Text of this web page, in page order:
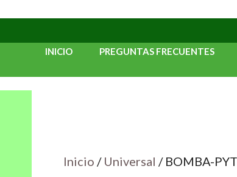
INICIO PREGUNTAS FRECUENTES
Inicio / Universal / BOMBA-